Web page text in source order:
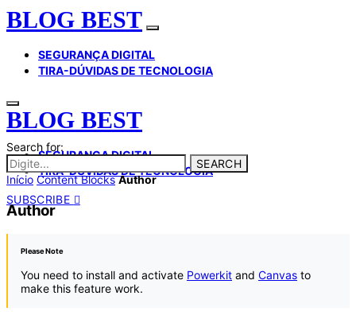
BLOG BEST
SEGURANÇA DIGITAL
TIRA-DÚVIDAS DE TECNOLOGIA
BLOG BEST
SEGURANÇA DIGITAL
TIRA-DÚVIDAS DE TECNOLOGIA
SUBSCRIBE
Search for:
SEARCH
Início Content Blocks Author
Author
Please Note
You need to install and activate Powerkit and Canvas to
make this feature work.